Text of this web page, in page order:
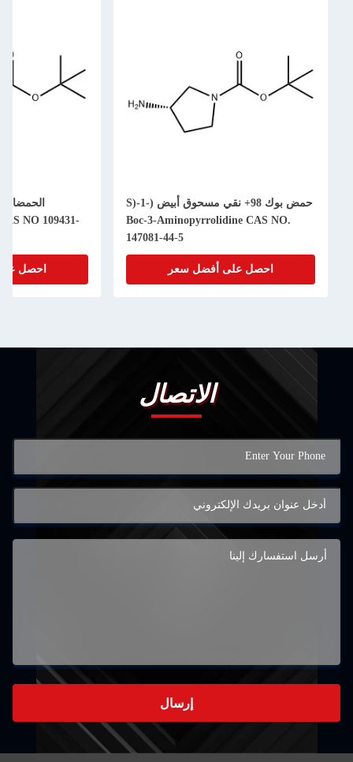
حمض بوك 98+ نقي مسحوق أبيض (S)-1-
Boc-3-Aminopyrrolidine CAS NO.
147081-44-5
احصل على أفضل سعر
CAS NO 109431-
احصل على
الاتصال
إرسال